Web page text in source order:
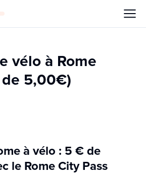
vélo à Rome
5,00€)
à vélo : 5 € de
le Rome City Pass